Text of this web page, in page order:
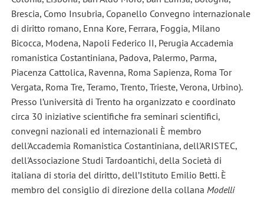
Brescia, Como Insubria, Copanello Convegno internazionale
di diritto romano, Enna Kore, Ferrara, Foggia, Milano
Bicocca, Modena, Napoli Federico II, Perugia Accademia
romanistica Costantiniana, Padova, Palermo, Parma,
Piacenza Cattolica, Ravenna, Roma Sapienza, Roma Tor
Vergata, Roma Tre, Teramo, Trento, Trieste, Verona, Urbino).
Presso l’università di Trento ha organizzato e coordinato
circa 30 iniziative scientifiche fra seminari scientifici,
convegni nazionali ed internazionali È membro
dell'Accademia Romanistica Costantiniana, dell'ARISTEC,
dell'Associazione Studi Tardoantichi, della Società di
italiana di storia del diritto, dell’Istituto Emilio Betti. È
membro del consiglio di direzione della collana Modelli